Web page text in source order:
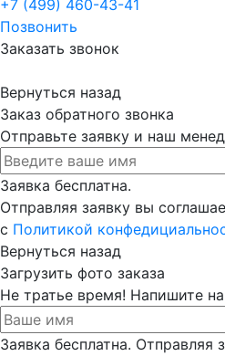
+7 (499) 460-43-41
Позвонить
Заказать звонок
Вернуться назад
Заказ обратного звонка
Отправьте заявку и наш
Заявка бесплатна.
Отправляя заявку вы
с Политикой
Вернуться назад
Загрузить фото заказа
Не тратье время! Напишите
Заявка бесплатна. Отправляя